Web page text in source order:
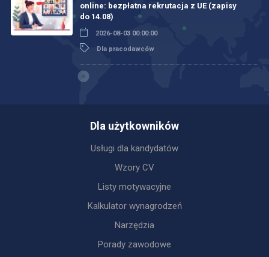
online: bezpłatna rekrutacja z UE (zapisy
do 14.08)
2026-08-03 00:00:00
Dla pracodawców
Dla użytkowników
Usługi dla kandydatów
Wzory CV
Listy motywacyjne
Kalkulator wynagrodzeń
Narzędzia
Porady zawodowe